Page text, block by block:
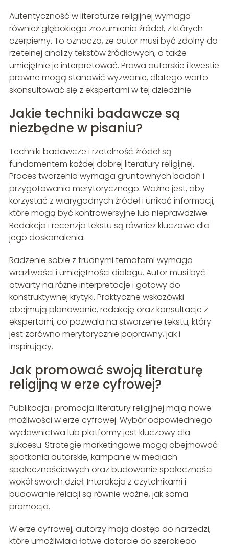
Autentyczność w literaturze religijnej wymaga
również głębokiego zrozumienia źródeł, z których
czerpiemy. To oznacza, że autor musi być zdolny do
rzetelnej analizy tekstów źródłowych, a także
umiejętnie je interpretować. Prawa autorskie i kwestie
prawne mogą stanowić wyzwanie, dlatego warto
skonsultować się z ekspertami w tej dziedzinie.
Jakie techniki badawcze są
niezbędne w pisaniu?
Techniki badawcze i rzetelność źródeł są
fundamentem każdej dobrej literatury religijnej.
Proces tworzenia wymaga gruntownych badań i
przygotowania merytorycznego. Ważne jest, aby
korzystać z wiarygodnych źródeł i unikać informacji,
które mogą być kontrowersyjne lub nieprawdziwe.
Redakcja i recenzja tekstu są również kluczowe dla
jego doskonalenia.
Radzenie sobie z trudnymi tematami wymaga
wrażliwości i umiejętności dialogu. Autor musi być
otwarty na różne interpretacje i gotowy do
konstruktywnej krytyki. Praktyczne wskazówki
obejmują planowanie, redakcję oraz konsultacje z
ekspertami, co pozwala na stworzenie tekstu, który
jest zarówno merytorycznie poprawny, jak i
inspirujący.
Jak promować swoją literaturę
religijną w erze cyfrowej?
Publikacja i promocja literatury religijnej mają nowe
możliwości w erze cyfrowej. Wybór odpowiedniego
wydawnictwa lub platformy jest kluczowy dla
sukcesu. Strategie marketingowe mogą obejmować
spotkania autorskie, kampanie w mediach
społecznościowych oraz budowanie społeczności
wokół swoich dzieł. Interakcja z czytelnikami i
budowanie relacji są równie ważne, jak sama
promocja.
W erze cyfrowej, autorzy mają dostęp do narzędzi,
które umożliwiają łatwe dotarcie do szerokiego